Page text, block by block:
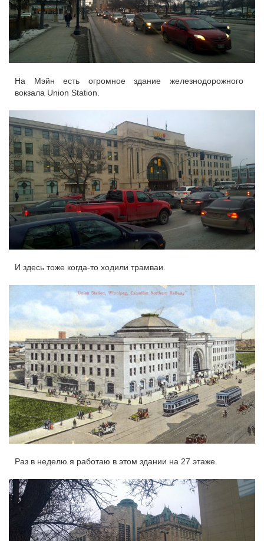
На Мэйн есть огромное здание железнодорожного
вокзала Union Station.
И здесь тоже когда-то ходили трамваи.
Раз в неделю я работаю в этом здании на 27 этаже.